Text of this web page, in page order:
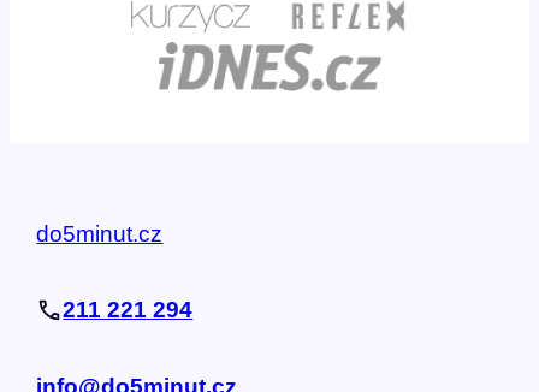
do5minut.cz
211 221 294
info@do5minut.cz